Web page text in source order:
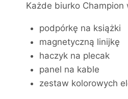
Każde biurko
podpórkę na książki
magnetyczną linijkę
haczyk na plecak
panel na kable
zestaw kolorowych